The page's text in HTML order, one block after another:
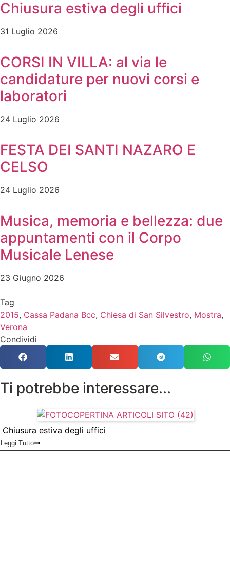
Chiusura estiva degli uffici
31 Luglio 2026
CORSI IN VILLA: al via le
candidature per nuovi corsi e
laboratori
24 Luglio 2026
FESTA DEI SANTI NAZARO E
CELSO
24 Luglio 2026
Musica, memoria e bellezza: due
appuntamenti con il Corpo
Musicale Lenese
23 Giugno 2026
Tag
2015, Cassa Padana Bcc, Chiesa di San Silvestro, Mostra,
Verona
Condividi
Ti potrebbe interessare...
Chiusura estiva degli uffici
Leggi Tutto